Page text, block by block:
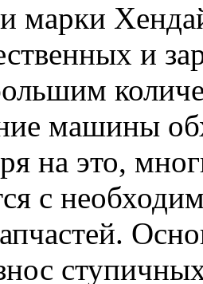
марки
и
машины
на это,
с